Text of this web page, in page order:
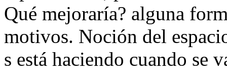
Qué mejoraría? alguna
motivos. Noción del
s está haciendo cuando se